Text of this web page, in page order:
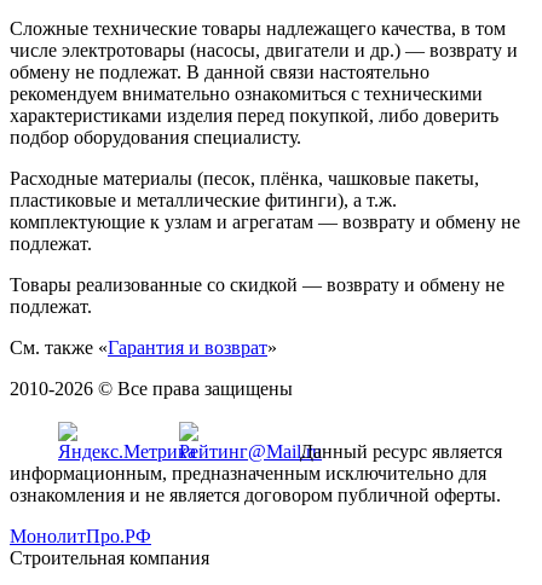
Сложные технические товары надлежащего качества, в том
числе электротовары (насосы, двигатели и др.) — возврату и
обмену не подлежат. В данной связи настоятельно
рекомендуем внимательно ознакомиться с техническими
характеристиками изделия перед покупкой, либо доверить
подбор оборудования специалисту.
Расходные материалы (песок, плёнка, чашковые пакеты,
пластиковые и металлические фитинги), а т.ж.
комплектующие к узлам и агрегатам — возврату и обмену не
подлежат.
Товары реализованные со скидкой — возврату и обмену не
подлежат.
См. также «Гарантия и возврат»
2010-2026 © Все права защищены
Данный ресурс является
информационным, предназначенным исключительно для
ознакомления и не является договором публичной оферты.
МонолитПро.РФ
Строительная компания